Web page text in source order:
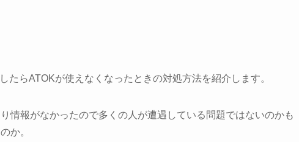
たらATOKが使えなくなったときの対処方法を紹介します。
情報がなかったので多くの人が遭遇している問題ではないのかも
か。